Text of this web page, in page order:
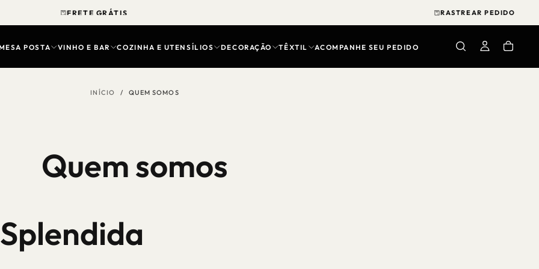
DESCONTO DE 5% OFF VIA PIX RASTREAR PEDIDO
POSTA VINHO E BAR COZINHA E UTENSÍLIOS DECORAÇÃO TÊXTIL ACOMPANHE SEU PEDIDO
INÍCIO / QUEM SOMOS
Quem somos